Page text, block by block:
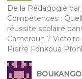
De la Pédagogie
Compétences :
réussite scolaire
Cameroun ?
Pierre Fonkoua